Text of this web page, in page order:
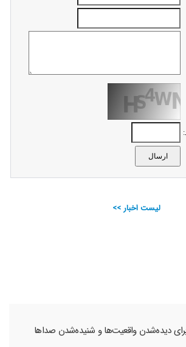
لیست اخبار >>
دیده‌شدن واقعیت‌ها و شنیده‌شدن صداها